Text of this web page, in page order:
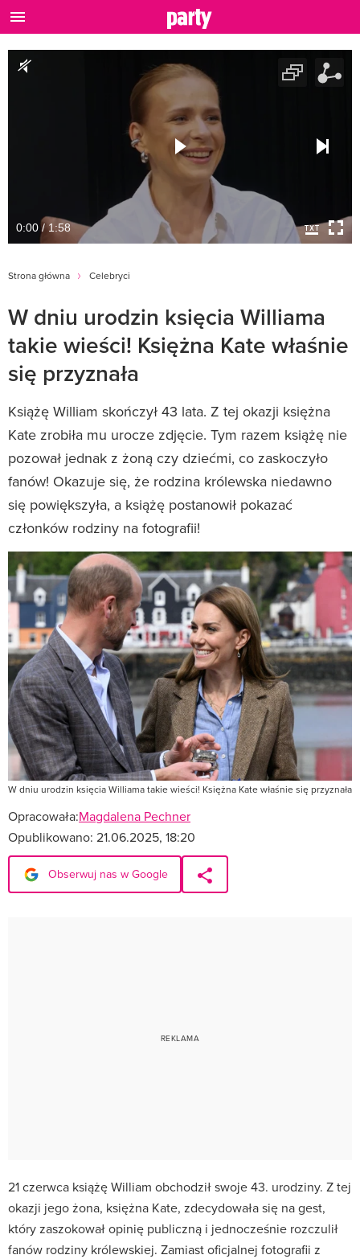
0:00 / 1:58
Strona główna Celebryci
W dniu urodzin księcia Williama
takie wieści! Księżna Kate właśnie
się przyznała
Książę William skończył 43 lata. Z tej okazji księżna
Kate zrobiła mu urocze zdjęcie. Tym razem książę nie
pozował jednak z żoną czy dziećmi, co zaskoczyło
fanów! Okazuje się, że rodzina królewska niedawno
się powiększyła, a książę postanowił pokazać
członków rodziny na fotografii!
W dniu urodzin księcia Williama takie wieści! Księżna Kate właśnie się przyznała
Opracowała:Magdalena Pechner
Opublikowano: 21.06.2025, 18:20
Obserwuj nas w Google
21 czerwca książę William obchodził swoje 43. urodziny. Z tej
okazji jego żona, księżna Kate, zdecydowała się na gest,
który zaszokował opinię publiczną i jednocześnie rozczulił
fanów rodziny królewskiej. Zamiast oficjalnej fotografii z